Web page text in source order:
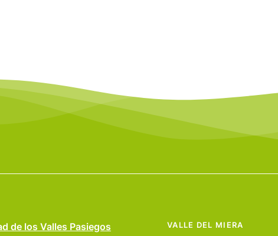
de los Valles Pasiegos VALLE DEL MIERA